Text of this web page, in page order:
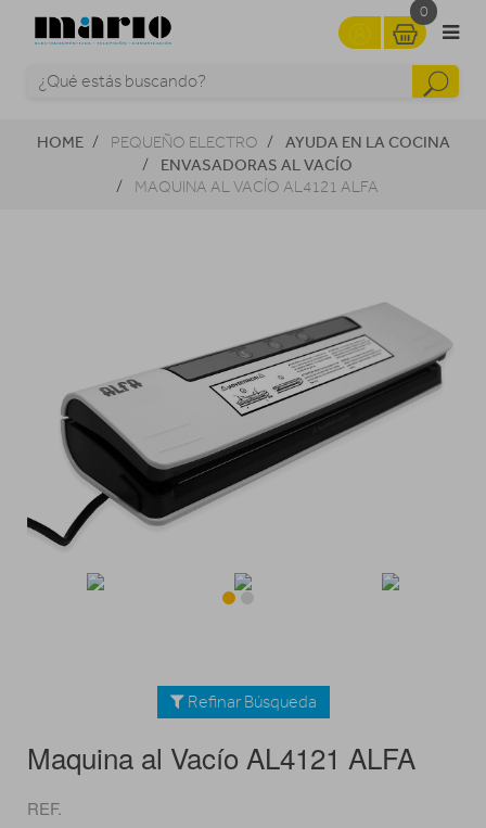
0
HOME PEQUEÑO ELECTRO
AYUDA EN LA COCINA
ENVASADORAS AL VACÍO
MAQUINA AL VACÍO AL4121 ALFA
Refinar Búsqueda
Maquina al Vacío AL4121 ALFA
REF.